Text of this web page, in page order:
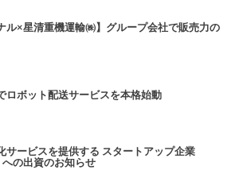
ル×星清重機運輸㈱】グループ会社で販売力の
ロボット配送サービスを本格始動
サービスを提供する スタートアップ企業
の出資のお知らせ